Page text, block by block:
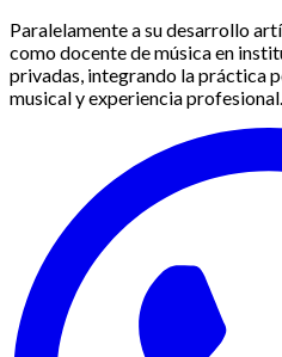
Paralelamente a su desarrollo
como docente de música en
privadas, integrando la práctica
musical y experiencia profesional.